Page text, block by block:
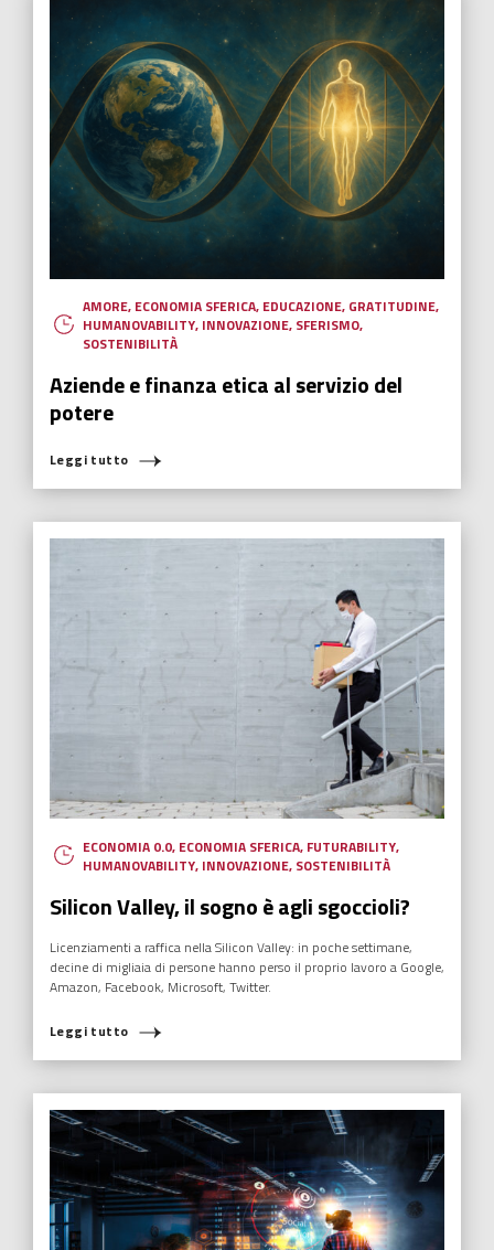
AMORE, ECONOMIA SFERICA, EDUCAZIONE, GRATITUDINE,
HUMANOVABILITY, INNOVAZIONE, SFERISMO,
SOSTENIBILITÀ
Aziende e finanza etica al servizio del
potere
Leggi tutto
ECONOMIA 0.0, ECONOMIA SFERICA, FUTURABILITY,
HUMANOVABILITY, INNOVAZIONE, SOSTENIBILITÀ
Silicon Valley, il sogno è agli sgoccioli?
Licenziamenti a raffica nella Silicon Valley: in poche settimane,
decine di migliaia di persone hanno perso il proprio lavoro a Google,
Amazon, Facebook, Microsoft, Twitter.
Leggi tutto